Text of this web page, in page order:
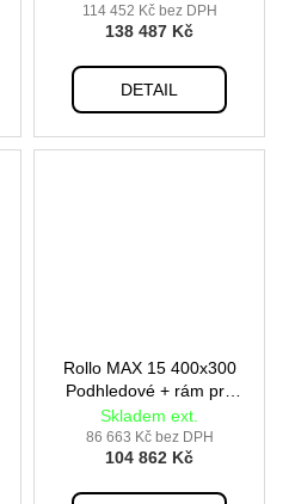
114 452 Kč bez DPH
138 487 Kč
DETAIL
Rollo MAX 15 400x300
Podhledové + rám pro
vestavbu
Skladem ext.
86 663 Kč bez DPH
104 862 Kč